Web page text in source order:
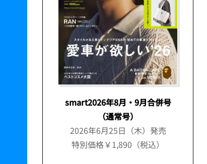
smart2026年8月・9月合併号
（通常号）
2026年6月25日（木）発売
特別価格￥1,890（税込）